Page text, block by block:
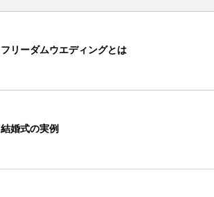
フリーダムウエディングとは
結婚式の実例